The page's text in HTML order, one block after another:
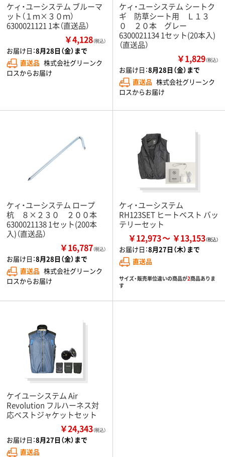
ケィ・ユーシステム ブルーマ
ット（１ｍ×３０ｍ）
6300021121 1本（直送品）
￥4,128（税込）
お届け日：8月28日（金）まで
直送品 株式会社グリーンク
ロスからお届け
ケィ・ユーシステム シートク
ギ 防草シート用 Ｌ１３
０ ２０本 グレー
6300021134 1セット(20本入)
（直送品）
￥1,829（税込）
お届け日：8月28日（金）まで
直送品 株式会社グリーンク
ロスからお届け
ケィ・ユーシステム ロープ
杭 ８×２３０ ２００本
6300021138 1セット(200本
入)（直送品）
￥16,787（税込）
お届け日：8月28日（金）まで
直送品 株式会社グリーンク
ロスからお届け
ケィ・ユーシステム
RH123SET ヒートベスト バッ
テリーセット
￥12,973 ￥13,153
お届け日：8月27日（木）まで
直送品
サイズ・販売単位違いの商品が2商品ありま
す
ケイユーシステム Air
Revolution フルハーネス対
応ベストジャケットセット
￥24,343（税込）
お届け日：8月27日（木）まで
直送品